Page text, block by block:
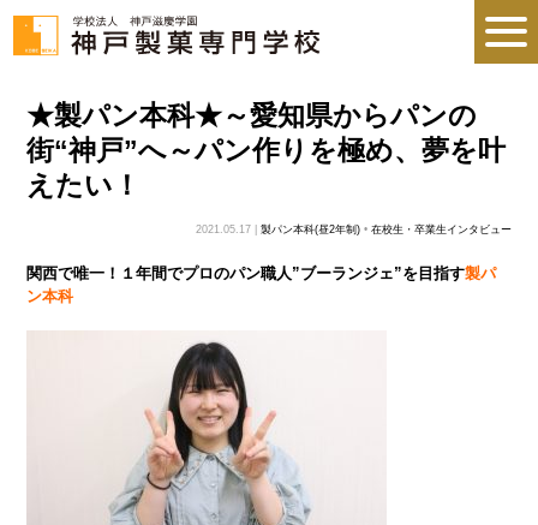
★製パン本科★～愛知県からパンの
街“神戸”へ～パン作りを極め、夢を叶
えたい！
2021.05.17 | 製パン本科(昼2年制)• 在校生・卒業生インタビュー
関西で唯一！１年間でプロのパン職人”ブーランジェ”を目指す製パ
ン本科